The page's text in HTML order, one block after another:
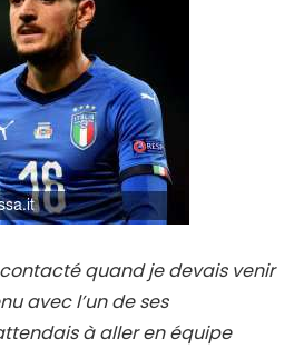
quand je devais venir
avec l’un de ses
à aller en équipe